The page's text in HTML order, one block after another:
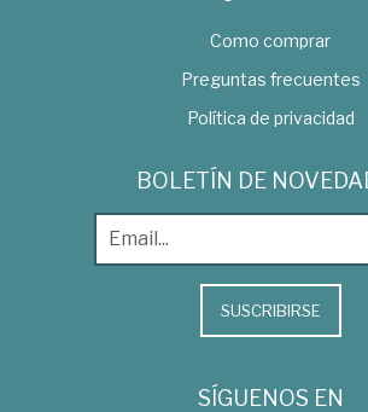
Como comprar
Preguntas frecuentes
Política de privacidad
BOLETÍN DE
SUSCRIBIRSE
SÍGUENOS EN